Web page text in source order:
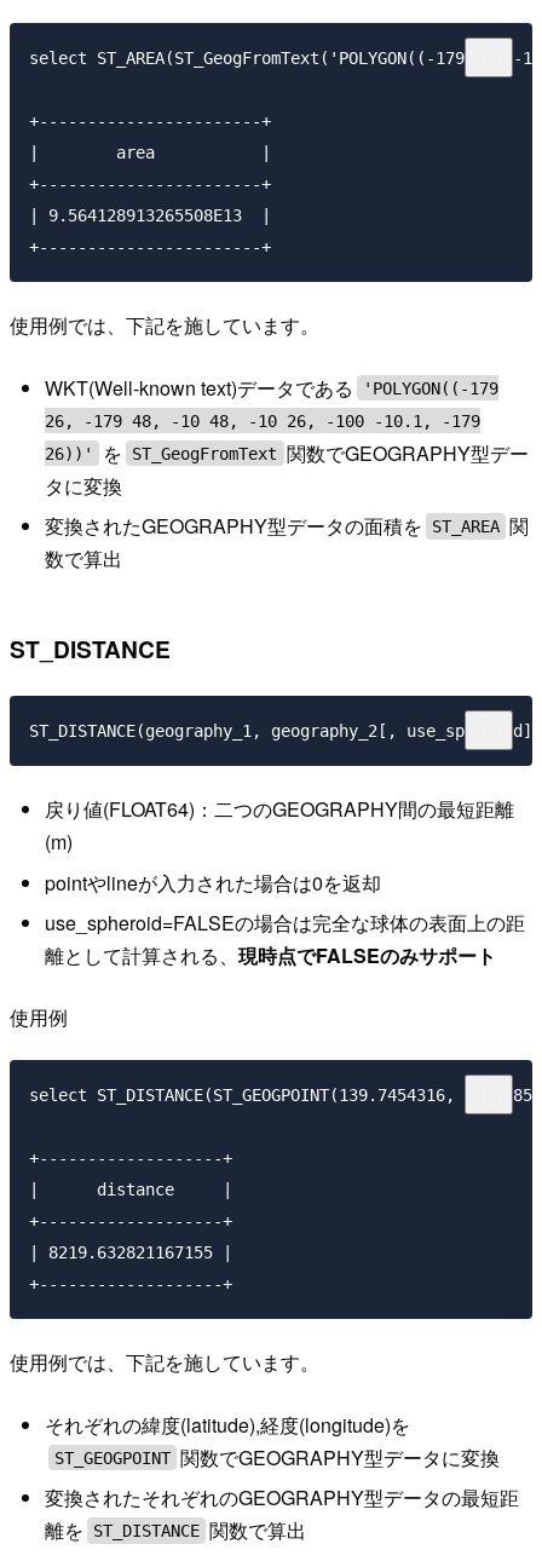
select ST_AREA(ST_GeogFromText('POLYGON((-
+-----------------------+
|        area           |
+-----------------------+
| 9.564128913265508E13  |
使用例では、下記を施しています。
WKT(Well-known text)データである
'POLYGON((-179
26, -179 48, -10 48, -10 26, -100 -10.1, -179
26))'
を ST_GeogFromText 関数でGEOGRAPHY型デー
タに変換
変換されたGEOGRAPHY型データの面積を
ST_AREA 関
数で算出
ST_DISTANCE
戻り値(FLOAT64)：二つのGEOGRAPHY間の最短距離
(m)
pointやlineが入力された場合は0を返却
use_spheroid=FALSEの場合は完全な球体の表面上の距
離として計算される、 現時点でFALSEのみサポート
使用例
select ST_DISTANCE(ST_GEOGPOINT(139.7454316,
+-------------------+
|      distance     |
+-------------------+
| 8219.632821167155 |
使用例では、下記を施しています。
それぞれの緯度(latitude),経度(longitude)を
ST_GEOGPOINT 関数でGEOGRAPHY型データに変換
変換されたそれぞれのGEOGRAPHY型データの最短距
離を
ST_DISTANCE 関数で算出